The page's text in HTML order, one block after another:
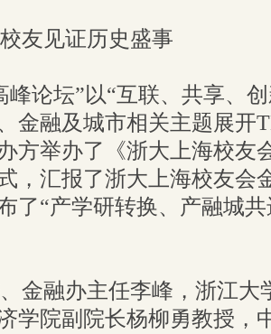
友见证历史盛事
峰论坛”以“互联、共享、
金融及城市相关主题展开
方举办了《浙大上海校友
，汇报了浙大上海校友会
了“产学研转换、产融城
金融办主任李峰，浙江大
学院副院长杨柳勇教授，